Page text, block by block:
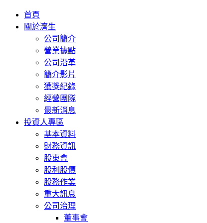
首頁
關於濟生
公司簡介
營業據點
公司沿革
簡介影片
獲獎紀錄
經營團隊
最新消息
投資人專區
基本資料
財務資訊
股東會
股利股價
股務作業
重大訊息
公司治理
董事會